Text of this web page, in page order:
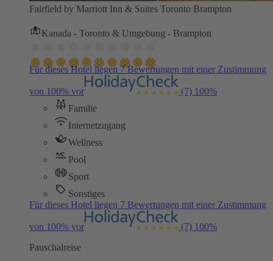
Fairfield by Marriott Inn & Suites Toronto Brampton
Kanada - Toronto & Umgebung - Brampton
Für dieses Hotel liegen 7 Bewertungen mit einer Zustimmung
von 100% vor (7) 100%
Familie
Internetzugang
Wellness
Pool
Sport
Sonstiges
Für dieses Hotel liegen 7 Bewertungen mit einer Zustimmung
von 100% vor (7) 100%
Pauschalreise